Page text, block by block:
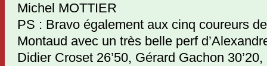
Michel MOTTIER
PS : Bravo également aux cinq coureurs
Montaud avec un très belle perf
Didier Croset 26’50, Gérard Gachon